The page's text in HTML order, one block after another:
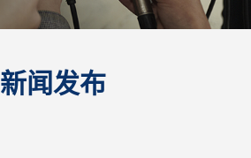
新闻发布